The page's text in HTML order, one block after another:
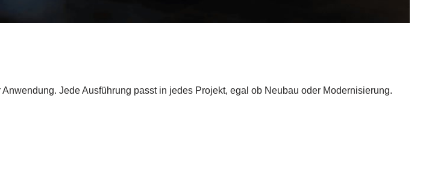
Jede Ausführung passt in jedes Projekt, egal ob Neubau oder Modernisierung.